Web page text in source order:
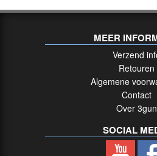
MEER
Verzend
Retouren
Algemene
Contact
Over 3gun
SOCIAL